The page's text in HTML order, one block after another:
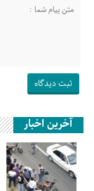
آخرین اخبار